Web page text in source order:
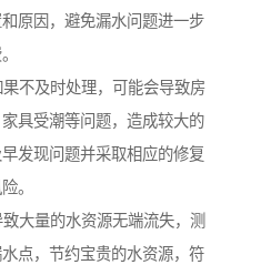
原因，避免漏水问题进一步
不及时处理，可能会导致房
具受潮等问题，造成较大的
发现问题并采取相应的修复
。
大量的水资源无端流失，测
点，节约宝贵的水资源，符